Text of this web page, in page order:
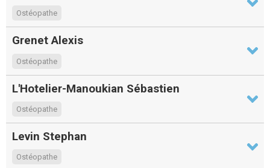
Ostéopathe
Grenet Alexis
Ostéopathe
L'Hotelier-Manoukian Sébastien
Ostéopathe
Levin Stephan
Ostéopathe